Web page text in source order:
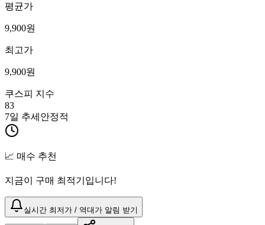
평균가
9,900원
최고가
9,900원
쿠스피 지수
83
7일 추세 안정적
📈 매수 추천
지금이 구매 최적기입니다!
실시간 최저가 / 역대가 알림 받기